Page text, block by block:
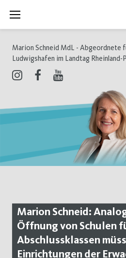
Inhalt
Marion Schneid MdL - Abgeordnete
Ludwigshafen im Landtag Rheinland-
Marion Schneid:
Öffnung von Schulen
Abschlussklassen
Einrichtungen der